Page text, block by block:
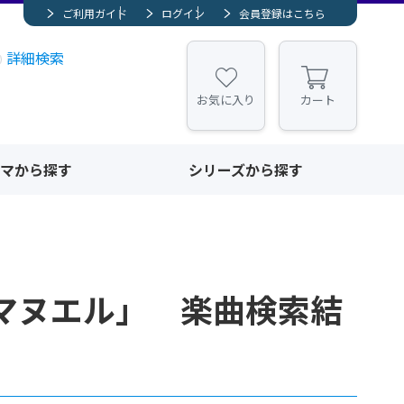
ご利用ガイド ログイン 会員登録はこちら
詳細検索
お気に入り カート
から探す シリーズから探す
ヌエル」 楽曲検索結